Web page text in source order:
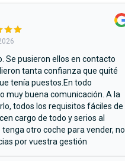
Se pusieron ellos en contacto
tanta confianza que quité
tenía puestos.En todo
muy buena comunicación. A la
todos los requisitos fáciles de
cargo de todo y serios al
tenga otro coche para vender, no
por vuestra gestión